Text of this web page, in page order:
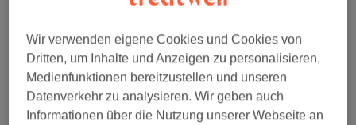
Wir verwenden eigene Cookies und Cookies von
Dritten, um Inhalte und Anzeigen zu personalisieren,
Medienfunktionen bereitzustellen und unseren
Datenverkehr zu analysieren. Wir geben auch
Informationen über die Nutzung unserer Webseite an